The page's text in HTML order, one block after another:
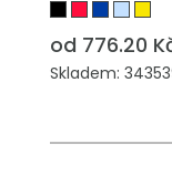
od 776.20
Skladem: